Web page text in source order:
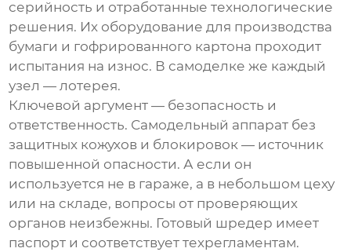
серийность и отработанные технологические
решения. Их оборудование для производства
бумаги и гофрированного картона проходит
испытания на износ. В самоделке же каждый
узел — лотерея.
Ключевой аргумент — безопасность и
ответственность. Самодельный аппарат без
защитных кожухов и блокировок — источник
повышенной опасности. А если он
используется не в гараже, а в небольшом цеху
или на складе, вопросы от проверяющих
органов неизбежны. Готовый шредер имеет
паспорт и соответствует техрегламентам.